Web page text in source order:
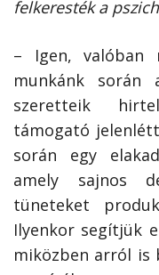
felkeresték a
– Igen, valóban
munkánk során
szeretteik
támogató
során egy
amely sajnos
tüneteket
Ilyenkor segítjük
miközben arról is